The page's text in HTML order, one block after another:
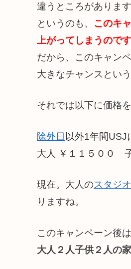
違うところがあります
というのも、 このキ
上がってしまうのです
だから、このキャン
大きなチャンスとい
それでは以下に価格
除外日 以外1年間USJ
大人 ￥１１５００
現在。大人のスタジ
りますね。
このキャンペーン後
大人２人子供２人の